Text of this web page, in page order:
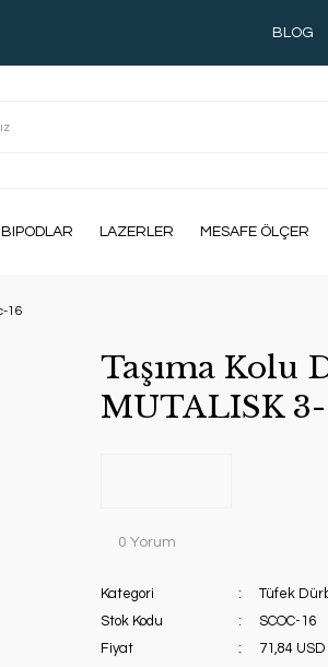
BLOG
BIPODLAR LAZERLER MESAFE ÖLÇER
16
Taşıma Kolu
MUTALISK 3-
0 Yorum
Kategori
Tüfek
Stok Kodu
SCOC-16
Fiyat
71,84